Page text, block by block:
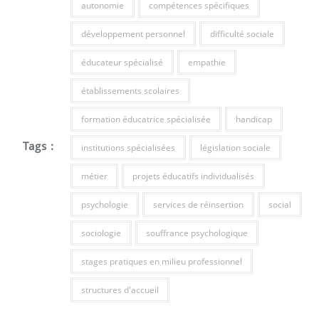
Tags :
autonomie compétences spécifiques
développement personnel difficulté sociale
éducateur spécialisé empathie
établissements scolaires
formation éducatrice spécialisée handicap
institutions spécialisées législation sociale
métier projets éducatifs individualisés
psychologie services de réinsertion social
sociologie souffrance psychologique
stages pratiques en milieu professionnel
structures d'accueil